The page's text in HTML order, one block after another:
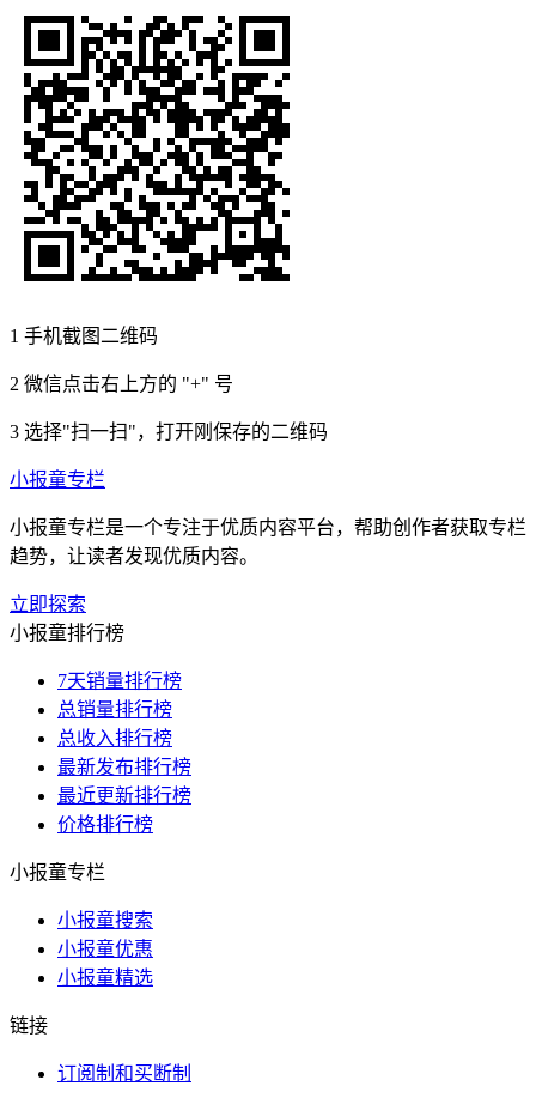
1 手机截图二维码
2 微信点击右上方的 "+" 号
3 选择"扫一扫"，打开刚保存的二维码
小报童专栏
小报童专栏是一个专注于优质内容平台，帮助创作者获取专栏
趋势，让读者发现优质内容。
立即探索
小报童排行榜
7天销量排行榜
总销量排行榜
总收入排行榜
最新发布排行榜
最近更新排行榜
价格排行榜
小报童专栏
小报童搜索
小报童优惠
小报童精选
链接
订阅制和买断制